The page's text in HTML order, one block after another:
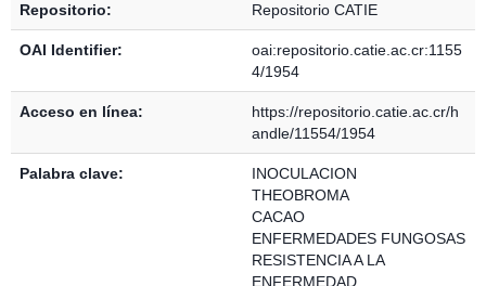
Repositorio: Repositorio CATIE
OAI Identifier:
oai:repositorio.catie.ac.cr:1155
4/1954
Acceso en línea:
https://repositorio.catie.ac.cr/h
andle/11554/1954
Palabra clave:
INOCULACION
THEOBROMA
CACAO
ENFERMEDADES FUNGOSAS
RESISTENCIA A LA
ENFERMEDAD